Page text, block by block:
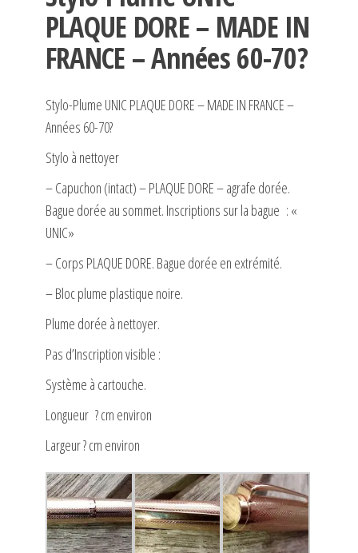
PLAQUE DORE – MADE IN
FRANCE – Années 60-70?
Stylo-Plume UNIC PLAQUE DORE – MADE IN FRANCE –
Années 60-70?
Stylo à nettoyer
– Capuchon (intact) – PLAQUE DORE – agrafe dorée.
Bague dorée au sommet. Inscriptions sur la bague : «
UNIC»
– Corps PLAQUE DORE. Bague dorée en extrémité.
– Bloc plume plastique noire.
Plume dorée à nettoyer.
Pas d’Inscription visible :
Système à cartouche.
Longueur ? cm environ
Largeur ? cm environ